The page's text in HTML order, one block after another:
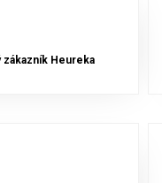
zákazník Heureka